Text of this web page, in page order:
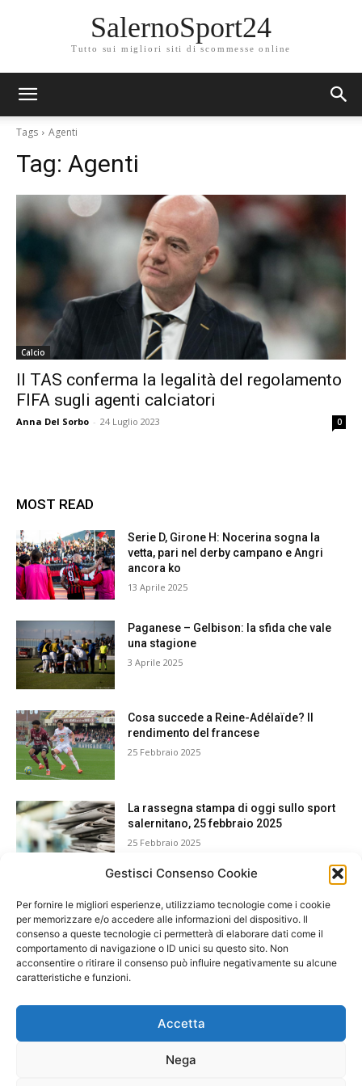
Gestisci Consenso Cookie
Per fornire le migliori esperienze, utilizziamo tecnologie come i cookie
per memorizzare e/o accedere alle informazioni del dispositivo. Il
consenso a queste tecnologie ci permetterà di elaborare dati come il
comportamento di navigazione o ID unici su questo sito. Non
acconsentire o ritirare il consenso può influire negativamente su alcune
caratteristiche e funzioni.
Accetta
Nega
SalernoSport24
Tutto sui migliori siti di scommesse online
Tags Agenti
Tag: Agenti
Calcio
Il TAS conferma la legalità del regolamento
FIFA sugli agenti calciatori
Anna Del Sorbo - 24 Luglio 2023 0
MOST READ
Serie D, Girone H: Nocerina sogna la
vetta, pari nel derby campano e Angri
ancora ko
13 Aprile 2025
Paganese – Gelbison: la sfida che vale
una stagione
3 Aprile 2025
Cosa succede a Reine-Adélaïde? Il
rendimento del francese
25 Febbraio 2025
La rassegna stampa di oggi sullo sport
salernitano, 25 febbraio 2025
25 Febbraio 2025